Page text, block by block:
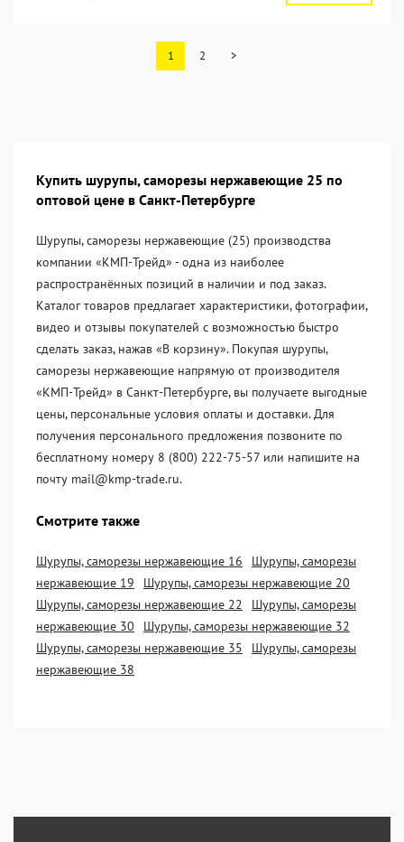
1 2 >
Купить шурупы, саморезы нержавеющие 25 по
оптовой цене в Санкт-Петербурге
Шурупы, саморезы нержавеющие (25) производства
компании «KМП-Трейд» - одна из наиболее
распространённых позиций в наличии и под заказ.
Каталог товаров предлагает характеристики, фотографии,
видео и отзывы покупателей с возможностью быстро
сделать заказ, нажав «В корзину». Покупая шурупы,
саморезы нержавеющие напрямую от производителя
«KМП-Трейд» в Санкт-Петербурге, вы получаете выгодные
цены, персональные условия оплаты и доставки. Для
получения персонального предложения позвоните по
бесплатному номеру 8 (800) 222-75-57 или напишите на
почту mail@kmp-trade.ru.
Смотрите также
Шурупы, саморезы нержавеющие 16
Шурупы, саморезы
нержавеющие 19
Шурупы, саморезы нержавеющие 20
Шурупы, саморезы нержавеющие 22
Шурупы, саморезы
нержавеющие 30
Шурупы, саморезы нержавеющие 32
Шурупы, саморезы нержавеющие 35
Шурупы, саморезы
нержавеющие 38